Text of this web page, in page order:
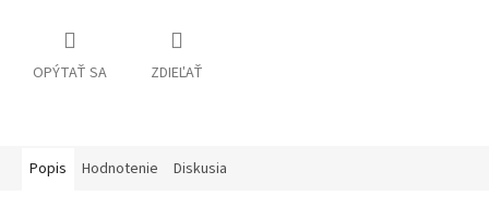
OPÝTAŤ SA ZDIEĽAŤ
Popis Hodnotenie Diskusia